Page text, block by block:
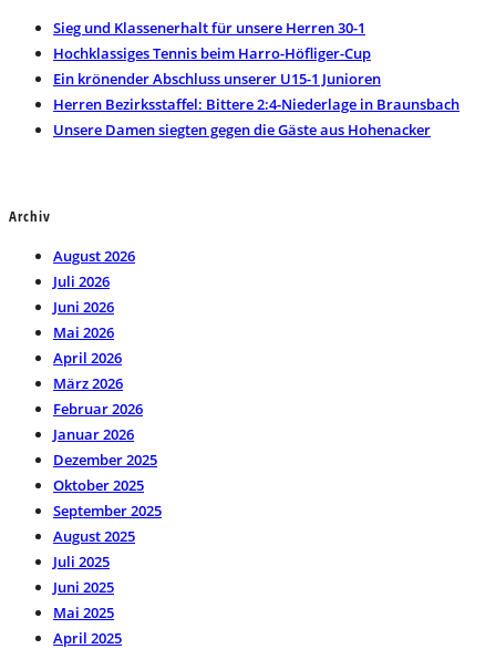
Sieg und Klassenerhalt für unsere Herren 30-1
Hochklassiges Tennis beim Harro-Höfliger-Cup
Ein krönender Abschluss unserer U15-1 Junioren
Herren Bezirksstaffel: Bittere 2:4-Niederlage in Braunsbach
Unsere Damen siegten gegen die Gäste aus Hohenacker
Archiv
August 2026
Juli 2026
Juni 2026
Mai 2026
April 2026
März 2026
Februar 2026
Januar 2026
Dezember 2025
Oktober 2025
September 2025
August 2025
Juli 2025
Juni 2025
Mai 2025
April 2025